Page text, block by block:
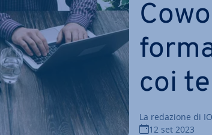
coi
La redazione di
12 set 2023